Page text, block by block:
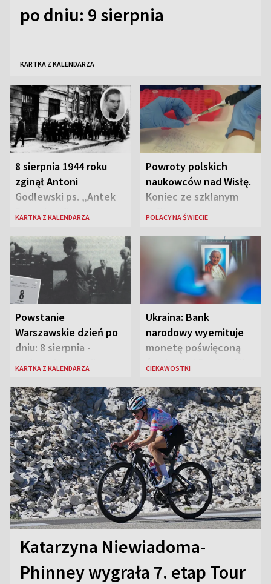
po dniu: 9 sierpnia
KARTKA Z KALENDARZA
8 sierpnia 1944 roku
zginął Antoni
Godlewski ps. „Antek
Rozpylacz”
KARTKA Z KALENDARZA
Powroty polskich
naukowców nad Wisłę.
Koniec ze szklanym
sufitem
POLACY NA ŚWIECIE
Powstanie
Warszawskie dzień po
dniu: 8 sierpnia -
rozbrzmiewa radio
„Antka Rozpylacza”
KARTKA Z KALENDARZA
Ukraina: Bank
narodowy wyemituje
monetę poświęconą
św. Janowi Pawłowi II
CIEKAWOSTKI
Katarzyna Niewiadoma-
Phinney wygrała 7. etap Tour